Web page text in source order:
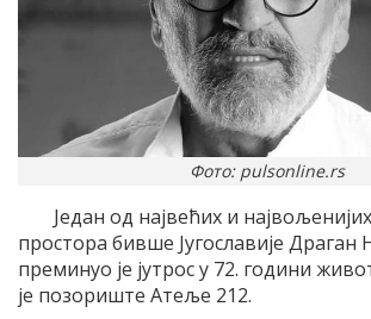
Фото: pulsonline.rs
Jедан од наjвећих и
простора бивше Jугославиjе Драган
преминуо jе jутрос у 72. години
jе позориште Aтеље 212.